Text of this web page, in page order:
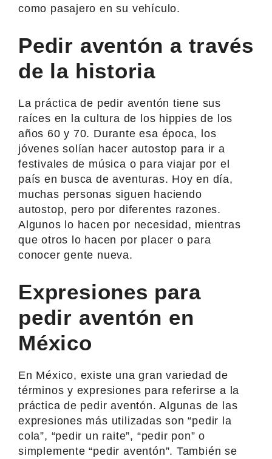
como pasajero en su vehículo.
Pedir aventón a través
de la historia
La práctica de pedir aventón tiene sus
raíces en la cultura de los hippies de los
años 60 y 70. Durante esa época, los
jóvenes solían hacer autostop para ir a
festivales de música o para viajar por el
país en busca de aventuras. Hoy en día,
muchas personas siguen haciendo
autostop, pero por diferentes razones.
Algunos lo hacen por necesidad, mientras
que otros lo hacen por placer o para
conocer gente nueva.
Expresiones para
pedir aventón en
México
En México, existe una gran variedad de
términos y expresiones para referirse a la
práctica de pedir aventón. Algunas de las
expresiones más utilizadas son “pedir la
cola”, “pedir un raite”, “pedir pon” o
simplemente “pedir aventón”. También se